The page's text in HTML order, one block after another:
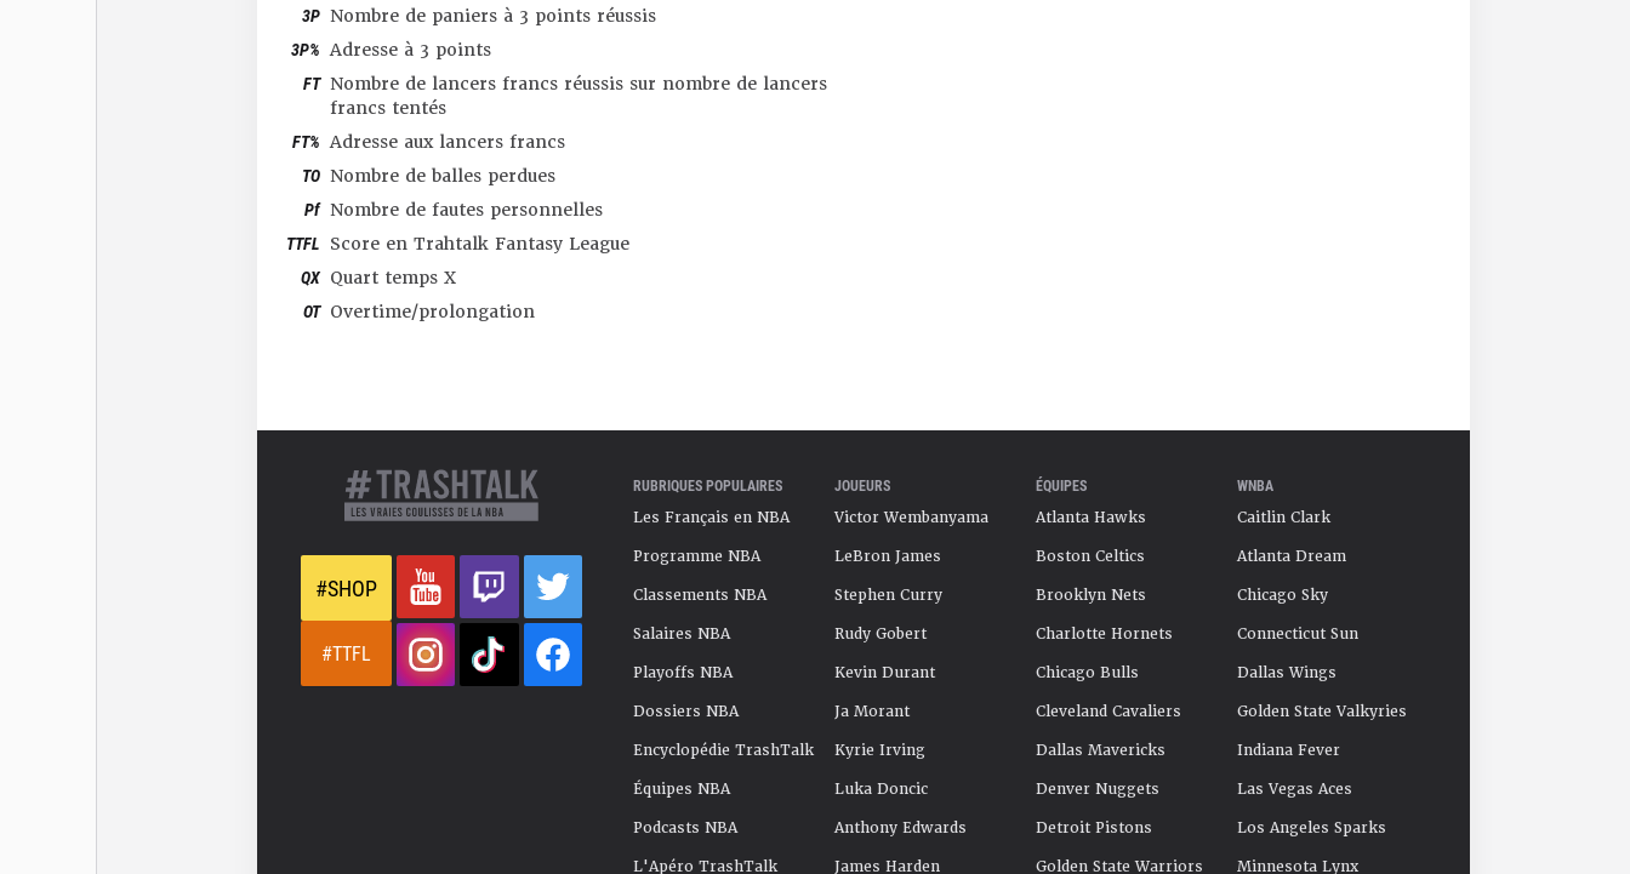
3P Nombre de paniers à 3 points réussis
3P% Adresse à 3 points
FT Nombre de lancers francs réussis sur nombre de lancers
francs tentés
FT% Adresse aux lancers francs
TO Nombre de balles perdues
Pf Nombre de fautes personnelles
TTFL Score en Trahtalk Fantasy League
QX Quart temps X
OT Overtime/prolongation
#SHOP
#TTFL
RUBRIQUES POPULAIRES
Les Français en NBA
Programme NBA
Classements NBA
Salaires NBA
Playoffs NBA
Dossiers NBA
Encyclopédie TrashTalk
Équipes NBA
Podcasts NBA
L'Apéro TrashTalk
JOUEURS
Victor Wembanyama
LeBron James
Stephen Curry
Rudy Gobert
Kevin Durant
Ja Morant
Kyrie Irving
Luka Doncic
Anthony Edwards
James Harden
ÉQUIPES
Atlanta Hawks
Boston Celtics
Brooklyn Nets
Charlotte Hornets
Chicago Bulls
Cleveland Cavaliers
Dallas Mavericks
Denver Nuggets
Detroit Pistons
Golden State Warriors
WNBA
Caitlin Clark
Atlanta Dream
Chicago Sky
Connecticut Sun
Dallas Wings
Golden State Valkyries
Indiana Fever
Las Vegas Aces
Los Angeles Sparks
Minnesota Lynx